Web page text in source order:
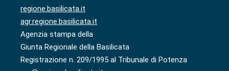
regione.basilicata.it
agr.regione.basilicata.it
Agenzia stampa della
Giunta Regionale della Basilicata
Registrazione n. 209/1995 al Tribunale di Potenza